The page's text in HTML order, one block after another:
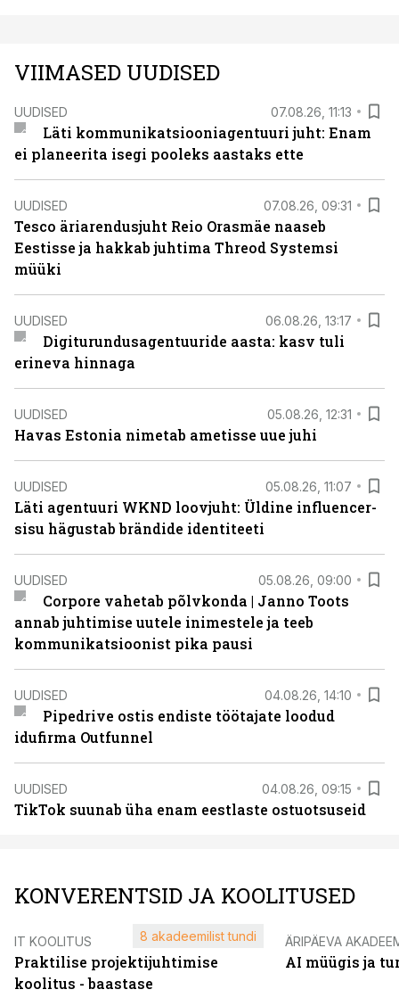
VIIMASED UUDISED
UUDISED 07.08.26, 11:13
Läti kommunikatsiooniagentuuri juht: Enam
ei planeerita isegi pooleks aastaks ette
UUDISED 07.08.26, 09:31
Tesco äriarendusjuht Reio Orasmäe naaseb
Eestisse ja hakkab juhtima Threod Systemsi
müüki
UUDISED 06.08.26, 13:17
Digiturundusagentuuride aasta: kasv tuli
erineva hinnaga
UUDISED 05.08.26, 12:31
Havas Estonia nimetab ametisse uue juhi
UUDISED 05.08.26, 11:07
Läti agentuuri WKND loovjuht: Üldine influencer-
sisu hägustab brändide identiteeti
UUDISED 05.08.26, 09:00
Corpore vahetab põlvkonda | Janno Toots
annab juhtimise uutele inimestele ja teeb
kommunikatsioonist pika pausi
UUDISED 04.08.26, 14:10
Pipedrive ostis endiste töötajate loodud
idufirma Outfunnel
UUDISED 04.08.26, 09:15
TikTok suunab üha enam eestlaste ostuotsuseid
KONVERENTSID JA KOOLITUSED
IT KOOLITUS
Praktilise projektijuhtimise
koolitus - baastase
8 akadeemilist tundi ÄRIPÄEVA
AI müügis ja